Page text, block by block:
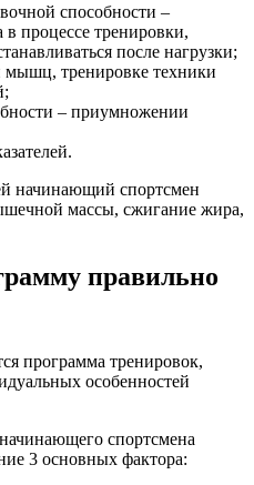
способности –
процессе тренировки,
после нагрузки;
тренировке техники
– приумножении
начинающий спортсмен
массы, сжигание жира,
правильно
программа тренировок,
особенностей
спортсмена
3 основных фактора: